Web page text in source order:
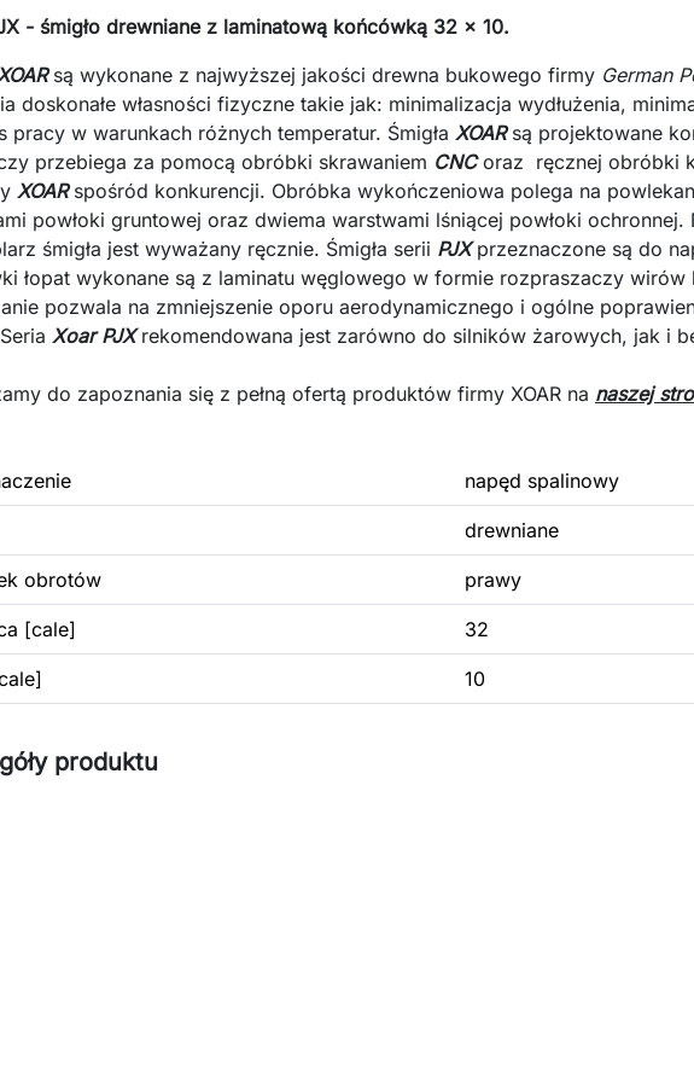
- śmigło drewniane z laminatową końcówką 32 x 10.
są wykonane z najwyższej jakości drewna bukowego firmy German
doskonałe własności fizyczne takie jak: minimalizacja wydłużenia,
pracy w warunkach różnych temperatur. Śmigła XOARsą projektowane
przebiega za pomocą obróbki skrawaniem CNCoraz ręcznej obróbki
XOARspośród konkurencji. Obróbka wykończeniowa polega na
powłoki gruntowej oraz dwiema warstwami lśniącej powłoki
śmigła jest wyważany ręcznie. Śmigła serii PJXprzeznaczone są do
łopat wykonane są z laminatu węglowego w formie rozpraszaczy
pozwala na zmniejszenie oporu aerodynamicznego i ogólne
Xoar PJXrekomendowana jest zarówno do silników żarowych, jak i
do zapoznania się z pełną ofertą produktów firmy XOAR na naszej
napęd spalinowy
drewniane
obrotów prawy
[cale] 32
10
produktu